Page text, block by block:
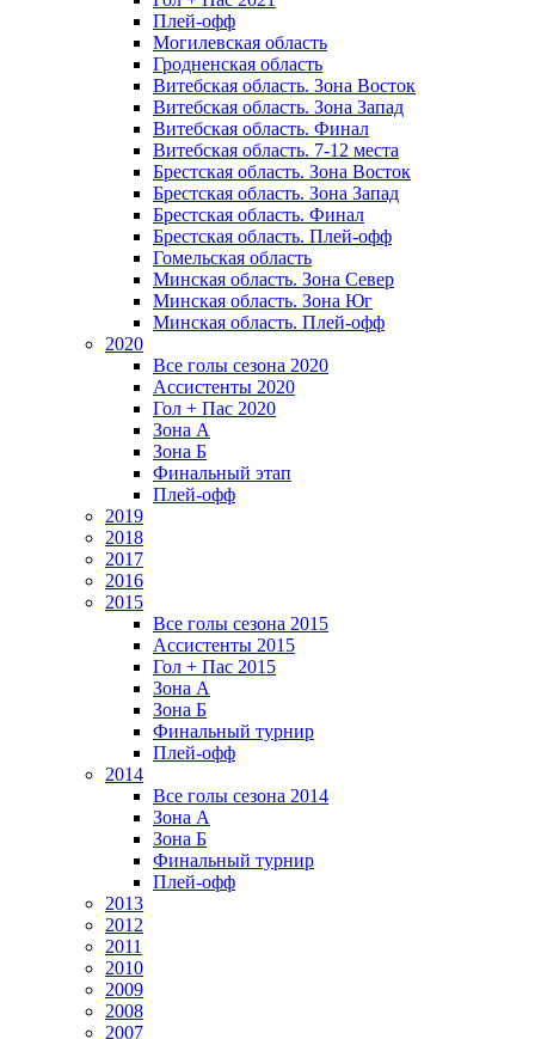
Плей-офф
Могилевская область
Гродненская область
Витебская область. Зона Восток
Витебская область. Зона Запад
Витебская область. Финал
Витебская область. 7-12 места
Брестская область. Зона Восток
Брестская область. Зона Запад
Брестская область. Финал
Брестская область. Плей-офф
Гомельская область
Минская область. Зона Север
Минская область. Зона Юг
Минская область. Плей-офф
2020
Все голы сезона 2020
Ассистенты 2020
Гол + Пас 2020
Зона А
Зона Б
Финальный этап
Плей-офф
2019
2018
2017
2016
2015
Все голы сезона 2015
Ассистенты 2015
Гол + Пас 2015
Зона А
Зона Б
Финальный турнир
Плей-офф
2014
Все голы сезона 2014
Зона А
Зона Б
Финальный турнир
Плей-офф
2013
2012
2011
2010
2009
2008
2007